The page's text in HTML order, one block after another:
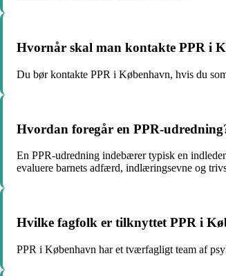
Hvornår skal man kontakte PPR i
Du bør kontakte PPR i København, hvis du
Hvordan foregår en PPR-
En PPR-udredning indebærer typisk en
evaluere barnets adfærd, indlæringsevne og
Hvilke fagfolk er tilknyttet PPR i
PPR i København har et tværfagligt team af